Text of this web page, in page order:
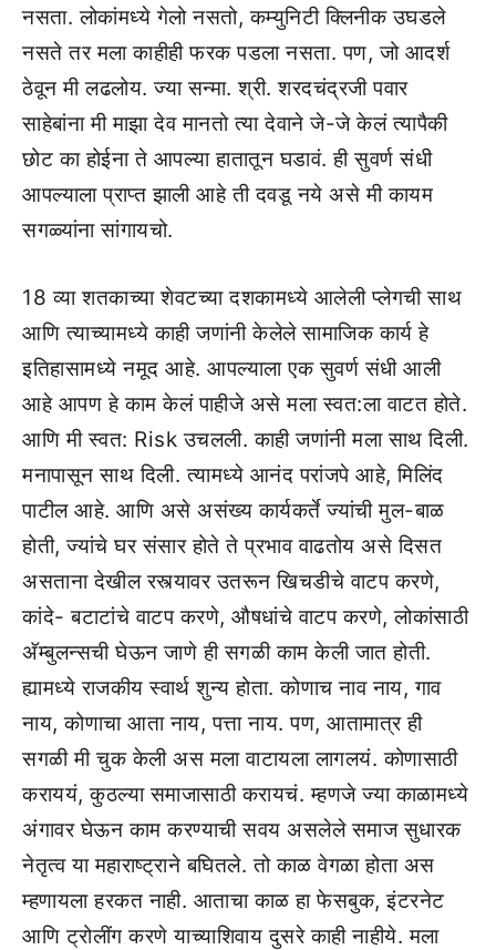
नसता. लोकांमध्ये गेलो नसतो, कम्युनिटी क्लिनीक उघडले
नसते तर मला काहीही फरक पडला नसता. पण, जो आदर्श
ठेवून मी लढलोय. ज्या सन्मा. श्री. शरदचंद्रजी पवार
साहेबांना मी माझा देव मानतो त्या देवाने जे-जे केलं त्यापैकी
छोट का होईना ते आपल्या हातातून घडावं. ही सुवर्ण संधी
आपल्याला प्राप्त झाली आहे ती दवडू नये असे मी कायम
सगळ्यांना सांगायचो.
18 व्या शतकाच्या शेवटच्या दशकामध्ये आलेली प्लेगची साथ
आणि त्याच्यामध्ये काही जणांनी केलेले सामाजिक कार्य हे
इतिहासामध्ये नमूद आहे. आपल्याला एक सुवर्ण संधी आली
आहे आपण हे काम केलं पाहीजे असे मला स्वत:ला वाटत होते.
आणि मी स्वत: Risk उचलली. काही जणांनी मला साथ दिली.
मनापासून साथ दिली. त्यामध्ये आनंद परांजपे आहे, मिलिंद
पाटील आहे. आणि असे असंख्य कार्यकर्ते ज्यांची मुल-बाळ
होती, ज्यांचे घर संसार होते ते प्रभाव वाढतोय असे दिसत
असताना देखील रस्त्यावर उतरून खिचडीचे वाटप करणे,
कांदे- बटाटांचे वाटप करणे, औषधांचे वाटप करणे, लोकांसाठी
अ‍ॅम्बुलन्सची घेऊन जाणे ही सगळी काम केली जात होती.
ह्यामध्ये राजकीय स्वार्थ शुन्य होता. कोणाच नाव नाय, गाव
नाय, कोणाचा आता नाय, पत्ता नाय. पण, आतामात्र ही
सगळी मी चुक केली अस मला वाटायला लागलयं. कोणासाठी
कराययं, कुठल्या समाजासाठी करायचं. म्हणजे ज्या काळामध्ये
अंगावर घेऊन काम करण्याची सवय असलेले समाज सुधारक
नेतृत्व या महाराष्ट्राने बघितले. तो काळ वेगळा होता अस
म्हणायला हरकत नाही. आताचा काळ हा फेसबुक, इंटरनेट
आणि ट्रोलींग करणे याच्याशिवाय दुसरे काही नाहीये. मला